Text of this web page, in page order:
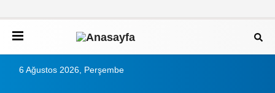
6 Ağustos 2026, Perşembe